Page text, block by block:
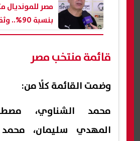
مصر للمونديال
بنسبة
تحسنت
قائمة منتخب مصر
وضمت القائمة كلًا من:
محمد الشناوي،
المهدي سليمان،